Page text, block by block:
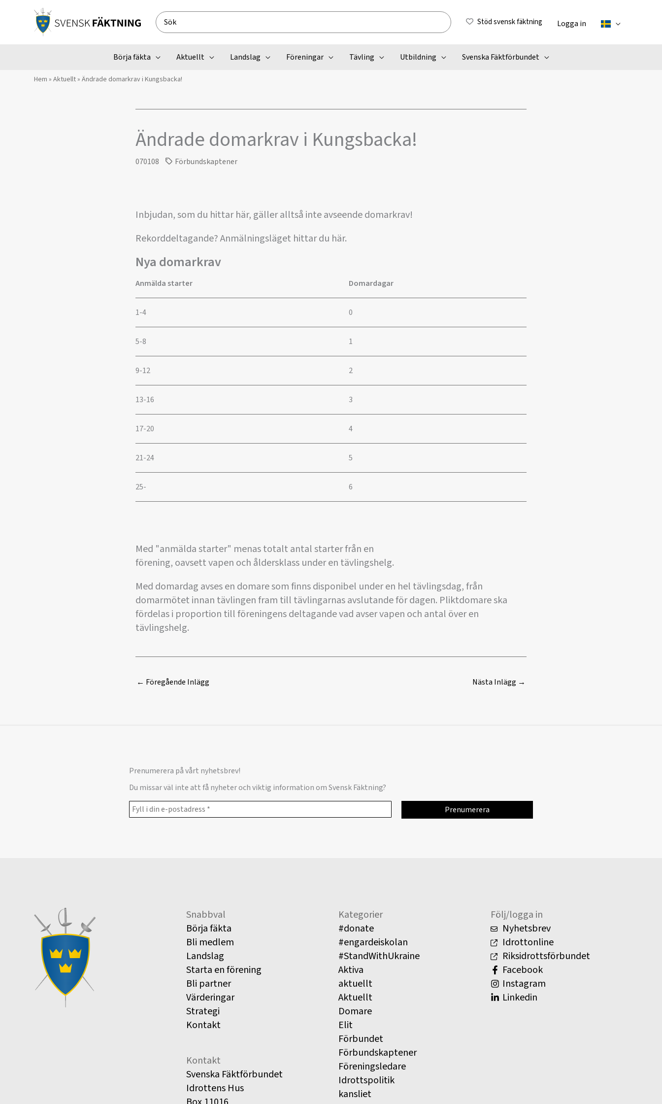
Search
for:
Stöd svensk fäktning Logga in
Börja fäkta Aktuellt Landslag Föreningar Tävling Utbildning Svenska Fäktförbundet
Hem » Aktuellt» Ändrade domarkrav i Kungsbacka!
Ändrade domarkrav i Kungsbacka!
070108 Förbundskaptener
Inbjudan, som du hittar här, gäller alltså inte avseende domarkrav!
Rekorddeltagande? Anmälningsläget hittar du här.
Nya domarkrav
Anmälda starter Domardagar
1-4 0
5-8 1
9-12 2
13-16 3
17-20 4
21-24 5
25- 6
Med "anmälda starter" menas totalt antal starter från en
förening, oavsett vapen och åldersklass under en tävlingshelg.
Med domardag avses en domare som finns disponibel under en hel tävlingsdag, från
domarmötet innan tävlingen fram till tävlingarnas avslutande för dagen. Pliktdomare ska
fördelas i proportion till föreningens deltagande vad avser vapen och antal över en
tävlingshelg.
← Föregående Inlägg Nästa Inlägg →
Prenumerera på vårt nyhetsbrev!
Du missar väl inte att få nyheter och viktig information om Svensk Fäktning?
Snabbval
Börja fäkta
Bli medlem
Landslag
Starta en förening
Bli partner
Värderingar
Strategi
Kontakt
Kontakt
Svenska Fäktförbundet
Idrottens Hus
Kategorier
#donate
#engardeiskolan
#StandWithUkraine
Aktiva
aktuellt
Aktuellt
Domare
Elit
Förbundet
Förbundskaptener
Föreningsledare
Idrottspolitik
kansliet
Följ/logga in
Nyhetsbrev
Idrottonline
Riksidrottsförbundet
Facebook
Instagram
Linkedin